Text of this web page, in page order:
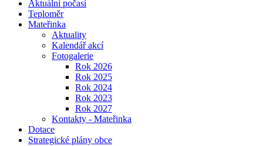
Aktuální počasí
Teploměr
Mateřinka
Aktuality
Kalendář akcí
Fotogalerie
Rok 2026
Rok 2025
Rok 2024
Rok 2023
Rok 2027
Kontakty - Mateřinka
Dotace
Strategické plány obce